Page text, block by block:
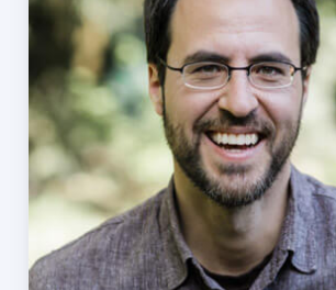
Es befinden sich keine
Warenkorb.